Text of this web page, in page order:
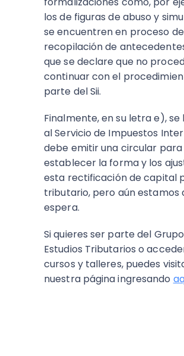
los de figuras de abuso y
se encuentren en proceso de
recopilación de
que se declare que no
continuar con el
parte del Sii.
Finalmente, en su letra e), se
al Servicio de Impuestos
debe emitir una circular para
establecer la forma y los
esta rectificación de capital
tributario, pero aún estamos
espera.
Si quieres ser parte del
Estudios Tributarios o
cursos y talleres, puedes
nuestra página ingresando